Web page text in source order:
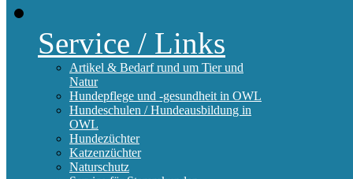
Service / Links
Artikel & Bedarf rund um Tier und
Natur
Hundepflege und -gesundheit in OWL
Hundeschulen / Hundeausbildung in
OWL
Hundezüchter
Katzenzüchter
Naturschutz